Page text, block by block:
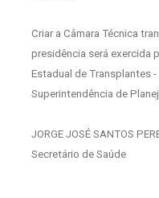
Criar a Câmara Técnica
presidência será exercida
Estadual de Transplantes
Superintendência de
JORGE JOSÉ SANTOS
Secretário de Saúde